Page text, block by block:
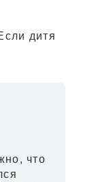
дитя
что